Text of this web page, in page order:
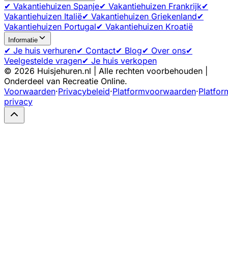
✔ Vakantiehuizen Spanje✔ Vakantiehuizen Frankrijk✔
Vakantiehuizen Italië✔ Vakantiehuizen Griekenland✔
Vakantiehuizen Portugal✔ Vakantiehuizen Kroatië
Informatie
✔ Je huis verhuren✔ Contact✔ Blog✔ Over ons✔
Veelgestelde vragen✔ Je huis verkopen
© 2026 Huisjehuren.nl | Alle rechten voorbehouden |
Onderdeel van Recreatie Online.
Voorwaarden·Privacybeleid·Platformvoorwaarden·
privacy